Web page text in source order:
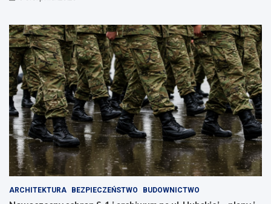
ARCHITEKTURA BEZPIECZEŃSTWO BUDOWNICTWO